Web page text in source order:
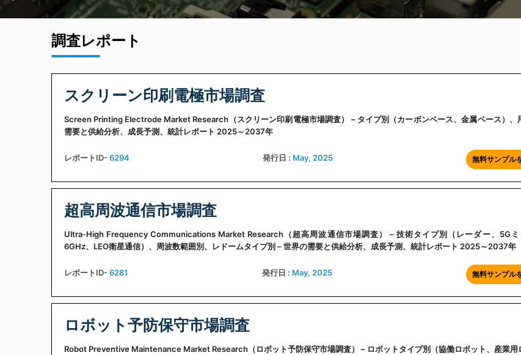
調査レポート
スクリーン印刷電極市場調査
Screen Printing Electrode Market Research（スクリーン印刷電極市場調査） – タイプ別（カーボンベース、金属ベース）、
需要と供給分析、成長予測、統計レポート 2025～2037年
レポートID-6294 発行日 : May, 2025 無料サンプル
超高周波通信市場調査
Ultra-High Frequency Communications Market Research（超高周波通信市場調査） – 技術タイプ別（レーダー、5G
6GHz、LEO衛星通信）、周波数範囲別、レドームタイプ別 – 世界の需要と供給分析、成長予測、統計レポート 2025～2037年
レポートID-6281 発行日 : May, 2025 無料サンプル
ロボット予防保守市場調査
Robot Preventive Maintenance Market Research（ロボット予防保守市場調査） – ロボットタイプ別（協働ロボット、産業用